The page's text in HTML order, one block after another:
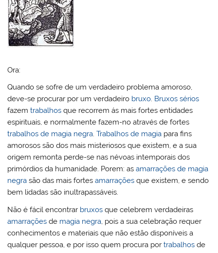
Ora:
Quando se sofre de um verdadeiro problema amoroso,
deve-se procurar por um verdadeiro bruxo. Bruxos sérios
fazemtrabalhos que recorrem ás mais fortes entidades
espirituais, e normalmente fazem-no através de fortes
trabalhos de magia negra.Trabalhos de magia para fins
amorosos são dos mais misteriosos que existem, e a sua
origem remonta perde-se nas névoas intemporais dos
primórdios da humanidade. Porem: asamarrações de magia
negra são das mais fortesamarrações que existem, e sendo
bem lidadas são inultrapassáveis.
Não é fácil encontrar bruxos que celebrem verdadeiras
amarrações de magia negra , pois a sua celebração requer
conhecimentos e materiais que não estão disponíveis a
qualquer pessoa, e por isso quem procura portrabalhos de